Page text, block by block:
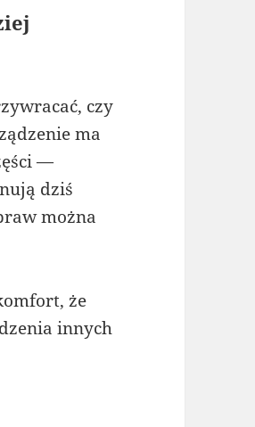
czy
ma
—
dziś
można
że
innych